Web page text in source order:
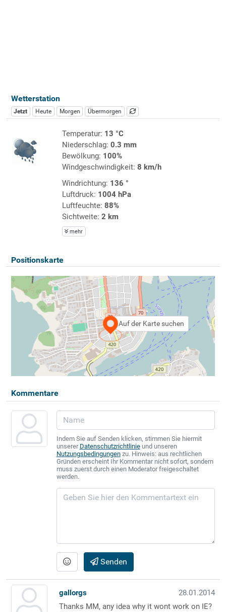
Wetterstation
Jetzt Heute Morgen Übermorgen
Temperatur: 13 °C
Niederschlag: 0.3 mm
Bewölkung: 100%
Windgeschwindigkeit: 8 km/h
Windrichtung: 136 °
Luftdruck: 1004 hPa
Luftfeuchte: 88%
Sichtweite: 2 km
mehr
Positionskarte
Auf der Karte suchen
Kommentare
Indem Sie auf Senden klicken, stimmen Sie hiermit
unserer Datenschutzrichtlinieund unseren
Nutzungsbedingungenzu. Hinweis: aus rechtlichen
Gründen erscheint Ihr Kommentar nicht sofort, sondern
muss zuerst durch einen Moderator freigeschaltet
werden.
Senden
28.01.2014
gallorgs
Thanks MM, any idea why it wont work on IE?